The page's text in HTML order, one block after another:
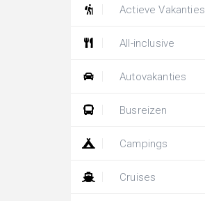
Actieve Vakanties
All-inclusive
Autovakanties
Busreizen
Campings
Cruises